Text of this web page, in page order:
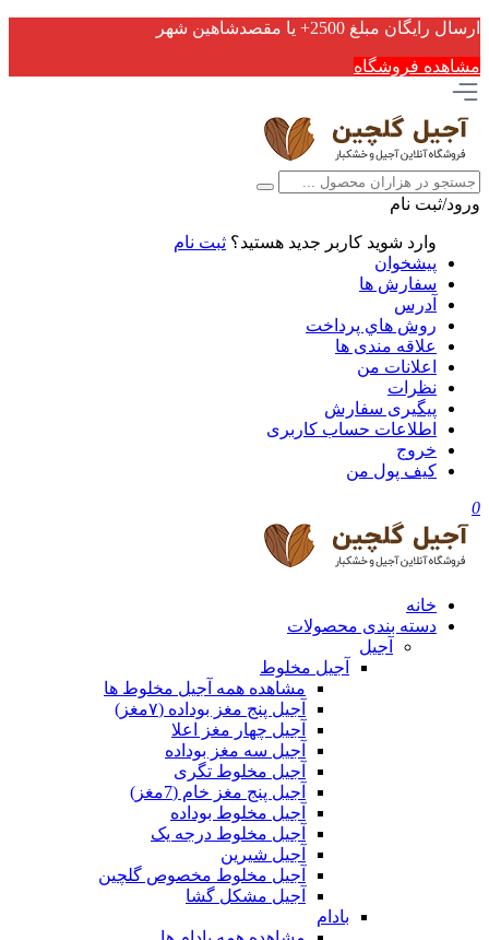
ارسال رایگان مبلغ 2500+ یا مقصدشاهین شهر
مشاهده فروشگاه
ورود/ثبت نام
وارد شوید کاربر جدید هستید؟ ثبت نام
پیشخوان
سفارش ها
آدرس
روش هاي پرداخت
علاقه مندی ها
اعلانات من
نظرات
پیگیری سفارش
اطلاعات حساب كاربری
خروج
کیف پول من
0
خانه
دسته بندی محصولات
آجیل
آجیل مخلوط
مشاهده همه آجیل مخلوط ها
آجیل پنج مغز بوداده (۷مغز)
آجیل چهار مغز اعلا
آجیل سه مغز بوداده
آجیل مخلوط تگری
آجیل پنج مغز خام (7مغز)
آجیل مخلوط بوداده
آجیل مخلوط درجه یک
آجیل شیرین
آجیل مخلوط مخصوص گلچین
آجیل مشکل گشا
بادام